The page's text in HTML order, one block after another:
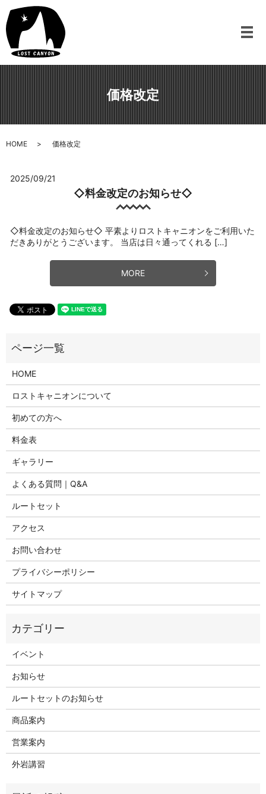
メ
価格改定
HOME 価格改定
2025/09/21
◇料金改定のお知らせ◇
◇料金改定のお知らせ◇ 平素よりロストキャニオンをご利用いた
だきありがとうございます。 当店は日々通ってくれる […]
MORE
HOME
ロストキャニオンについて
初めての方へ
料金表
ギャラリー
よくある質問｜Q&A
ルートセット
アクセス
お問い合わせ
プライバシーポリシー
サイトマップ
イベント
お知らせ
ルートセットのお知らせ
商品案内
営業案内
外岩講習